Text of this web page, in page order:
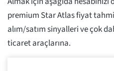
premium Star Atlas fiyat
alım/satım sinyalleri ve çok
ticaret araçlarına.